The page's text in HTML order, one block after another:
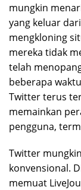
mungkin
yang keluar
mengkloning
mereka tidak
telah
beberapa
Twitter terus
memainkan
pengguna,
Twitter
konvensional.
memuat